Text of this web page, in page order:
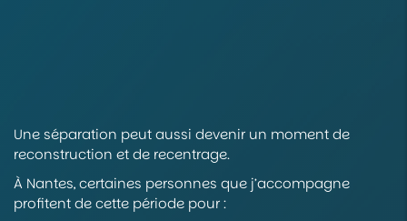
Une séparation peut aussi devenir un moment de
reconstruction et de recentrage.
À Nantes, certaines personnes que j’accompagne
profitent de cette période pour :